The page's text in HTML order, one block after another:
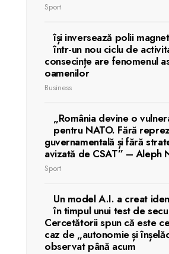
Sport
își inversează polii
într-un nou ciclu de
consecințe are fenomenul
oamenilor
Business
„România devine o
pentru NATO. Fără
guvernamentală și fără
avizată de CSAT” – Aleph
Sport
Un model A.I. a creat
în timpul unui test de
Cercetătorii spun că este
caz de „autonomie și
observat până acum